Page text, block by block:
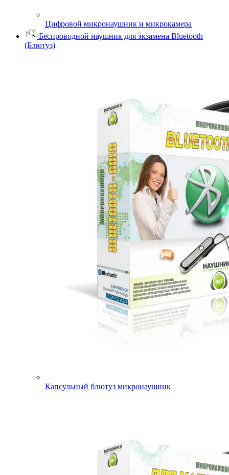
Цифровой микронаушник и микрокамера
Беспроводной наушник для экзамена Bluetooth
(Блютуз)
Капсульный блютуз микронаушник